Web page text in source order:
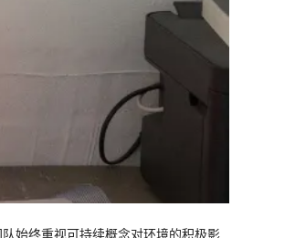
始终重视可持续概念对环境的积极影